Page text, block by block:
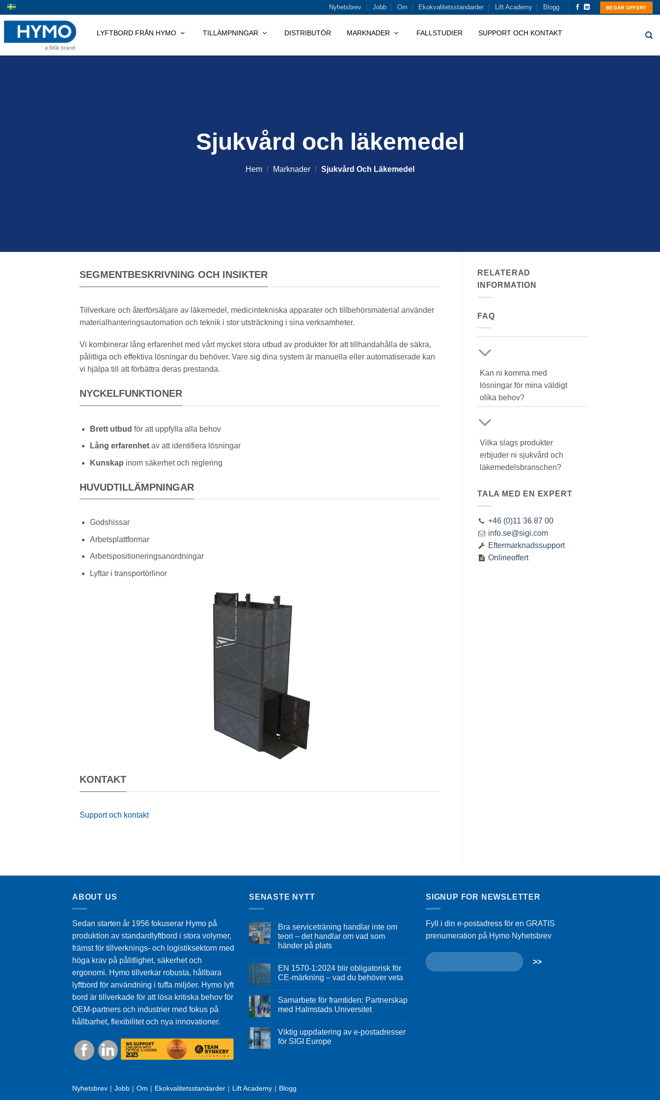
Skip
content
Nyhetsbrev Jobb Om Ekokvalitetsstandarder Lift Academy Blogg BEGÄR OFFERT
LYFTBORD FRÅN HYMO TILLÄMPNINGAR DISTRIBUTÖR MARKNADER FALLSTUDIER SUPPORT OCH KONTAKT
Sjukvård och läkemedel
Hem / Marknader / Sjukvård Och Läkemedel
SEGMENTBESKRIVNING OCH INSIKTER
Tillverkare och återförsäljare av läkemedel, medicintekniska apparater och tillbehörsmaterial använder
materialhanteringsautomation och teknik i stor utsträckning i sina verksamheter.
Vi kombinerar lång erfarenhet med vårt mycket stora utbud av produkter för att tillhandahålla de säkra,
pålitliga och effektiva lösningar du behöver. Vare sig dina system är manuella eller automatiserade kan
vi hjälpa till att förbättra deras prestanda.
NYCKELFUNKTIONER
Brett utbud för att uppfylla alla behov
Lång erfarenhetav att identifiera lösningar
Kunskap inom säkerhet och reglering
HUVUDTILLÄMPNINGAR
Godshissar
Arbetsplattformar
Arbetspositioneringsanordningar
Lyftar i transportörlinor
KONTAKT
Support och kontakt
RELATERAD
INFORMATION
FAQ
Kan ni komma med
lösningar för mina väldigt
olika behov?
Vilka slags produkter
erbjuder ni sjukvård och
läkemedelsbranschen?
TALA MED EN EXPERT
+46 (0)11 36 87 00
info.se@sigi.com
Eftermarknadssupport
Onlineoffert
ABOUT US
Sedan starten år 1956 fokuserar Hymo på
produktion av standardlyftbord i stora volymer,
främst för tillverknings- och logistiksektorn med
höga krav på pålitlighet, säkerhet och
ergonomi. Hymo tillverkar robusta, hållbara
lyftbord för användning i tuffa miljöer. Hymo lyft
bord är tillverkade för att lösa kritiska behov för
OEM-partners och industrier med fokus på
hållbarhet, flexibilitet och nya innovationer.
SENASTE NYTT
Bra serviceträning handlar inte om
teori – det handlar om vad som
händer på plats
EN 1570-1:2024 blir obligatorisk för
CE-märkning – vad du behöver veta
Samarbete för framtiden: Partnerskap
med Halmstads Universitet
Viktig uppdatering av e-postadresser
för SIGI Europe
SIGNUP FOR NEWSLETTER
Fyll i din e-postadress för en GRATIS
prenumeration på Hymo Nyhetsbrev
Nyhetsbrev Jobb Om Ekokvalitetsstandarder Lift Academy Blogg